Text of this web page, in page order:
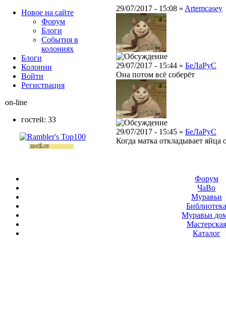
29/07/2017 - 15:08 » Artemcasey
29/07/2017 - 15:44 » БеЛаРуС
Она потом всё соберёт
29/07/2017 - 15:45 » БеЛаРуС
Когда матка откладывает яйца
Новое на сайте
Форум
Блоги
События в
колониях
Блоги
Колонии
Войти
Peгиcтpaция
on-line
гостей: 33
Форум
ЧаВо
Муравьи
Муравьи
Мастерская
Каталог